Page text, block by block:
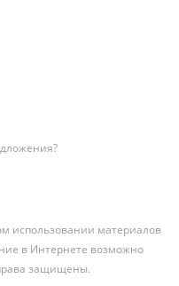
использовании материалов
в Интернете возможно
защищены.